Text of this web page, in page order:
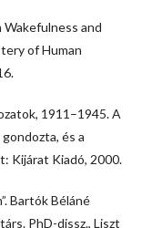
and
of Human
1911–1945. A
és a
Kijárat Kiadó, 2000.
Bartók Béláné
PhD-dissz., Liszt